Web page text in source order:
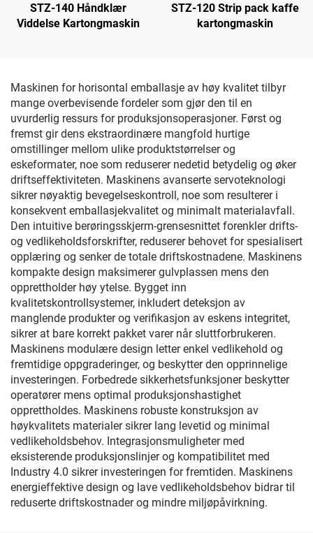
STZ-140 Håndklær
Viddelse Kartongmaskin
STZ-120 Strip pack kaffe
kartongmaskin
Maskinen for horisontal emballasje av høy kvalitet tilbyr
mange overbevisende fordeler som gjør den til en
uvurderlig ressurs for produksjonsoperasjoner. Først og
fremst gir dens ekstraordinære mangfold hurtige
omstillinger mellom ulike produktstørrelser og
eskeformater, noe som reduserer nedetid betydelig og øker
driftseffektiviteten. Maskinens avanserte servoteknologi
sikrer nøyaktig bevegelseskontroll, noe som resulterer i
konsekvent emballasjekvalitet og minimalt materialavfall.
Den intuitive berøringsskjerm-grensesnittet forenkler drifts-
og vedlikeholdsforskrifter, reduserer behovet for spesialisert
opplæring og senker de totale driftskostnadene. Maskinens
kompakte design maksimerer gulvplassen mens den
opprettholder høy ytelse. Bygget inn
kvalitetskontrollsystemer, inkludert deteksjon av
manglende produkter og verifikasjon av eskens integritet,
sikrer at bare korrekt pakket varer når sluttforbrukeren.
Maskinens modulære design letter enkel vedlikehold og
fremtidige oppgraderinger, og beskytter den opprinnelige
investeringen. Forbedrede sikkerhetsfunksjoner beskytter
operatører mens optimal produksjonshastighet
opprettholdes. Maskinens robuste konstruksjon av
høykvalitets materialer sikrer lang levetid og minimal
vedlikeholdsbehov. Integrasjonsmuligheter med
eksisterende produksjonslinjer og kompatibilitet med
Industry 4.0 sikrer investeringen for fremtiden. Maskinens
energieffektive design og lave vedlikeholdsbehov bidrar til
reduserte driftskostnader og mindre miljøpåvirkning.